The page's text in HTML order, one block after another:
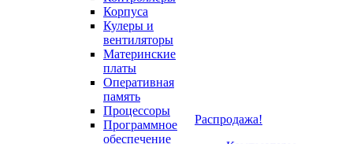
Корпуса
Кулеры и
вентиляторы
Материнские
платы
Оперативная
память
Процессоры
Программное
обеспечение
Распродажа!